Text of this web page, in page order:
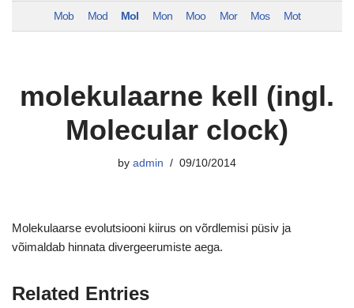
Mob Mod Mol Mon Moo Mor Mos Mot
molekulaarne kell (ingl.
Molecular clock)
by admin 09/10/2014
Molekulaarse evolutsiooni kiirus on võrdlemisi püsiv ja
võimaldab hinnata divergeerumiste aega.
Related Entries